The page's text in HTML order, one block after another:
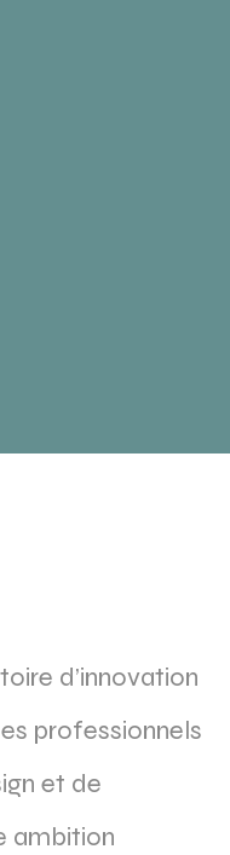
d’innovation
professionnels
et de
ambition